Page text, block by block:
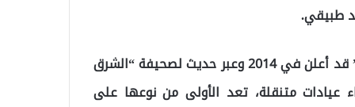
طبيقي.
وفي هذا الشأن، أشارت “سي إن إن”، اليوم، أن “طبيقي” قد أعلن في 2014 وعبر حديث لصحيفة “الشرق
عيادات متنقلة، تعد الأولى من نوعها على